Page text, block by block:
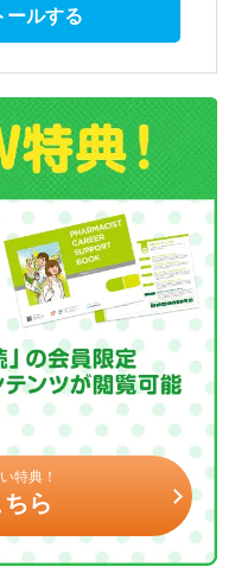
ールする
特典！
ら